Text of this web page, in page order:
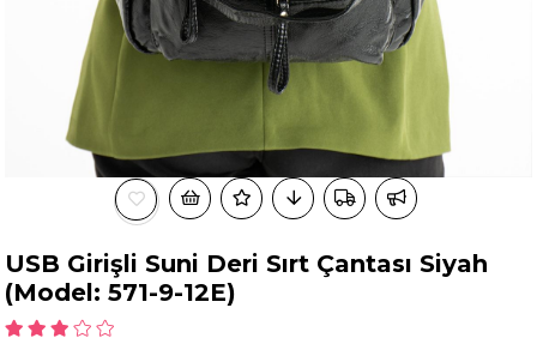
USB Girişli Suni Deri Sırt Çantası Siyah
(Model: 571-9-12E)